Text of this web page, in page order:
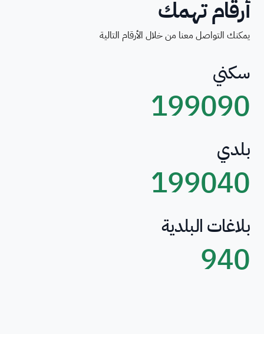
أرقام تهمك
يمكنك التواصل معنا من خلال الأرقام التالية
سكني
199090
بلدي
199040
بلاغات البلدية
940